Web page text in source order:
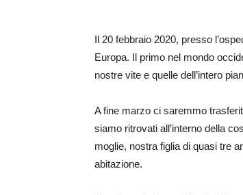
Il 20 febbraio 2020, presso
Europa. Il primo nel mondo
nostre vite e quelle dell’intero
A fine marzo ci saremmo
siamo ritrovati all’interno della
moglie, nostra figlia di quasi tre
abitazione.